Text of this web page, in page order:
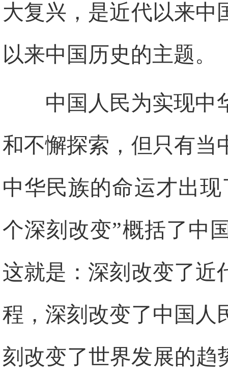
大复兴，是近代以来中
以来中国历史的主题。
中国人民为实现中
和不懈探索，但只有当
中华民族的命运才出
个深刻改变”概括了中
这就是：深刻改变了近
程，深刻改变了中国人
刻改变了世界发展的趋